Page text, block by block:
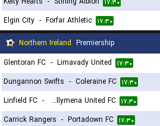
۱۷:۳۰
Elgin City - Forfar Athletic ۱۷:۳۰
Northern Ireland Premiership
Glentoran FC - Limavady United ۱۷:۳۰
Dungannon Swifts - Coleraine FC ۱۷:۳۰
Linfield FC - Ballymena United FC ۱۷:۳۰
Carrick Rangers - Portadown FC ۱۷:۳۰